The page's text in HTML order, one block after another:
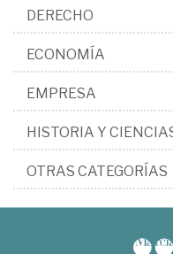
DERECHO
ECONOMÍA
EMPRESA
HISTORIA Y
OTRAS CATEGORÍAS